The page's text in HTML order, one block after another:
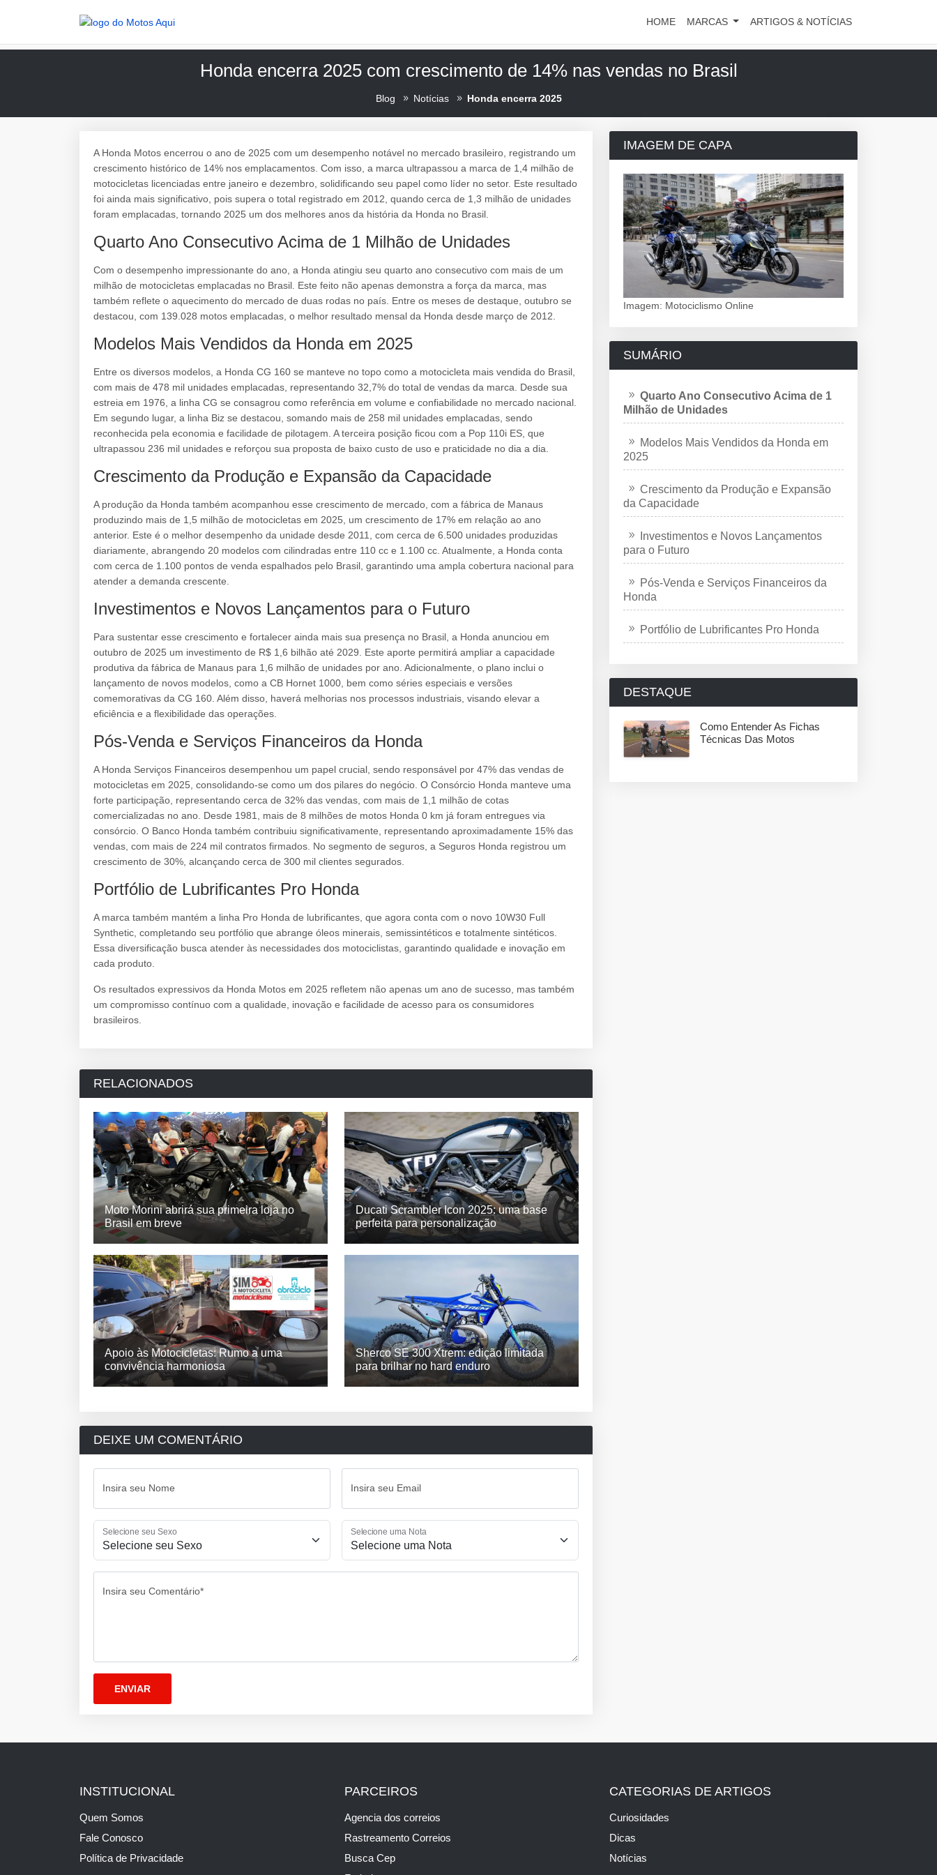
HOME MARCAS ARTIGOS & NOTÍCIAS
Honda encerra 2025 com crescimento de 14% nas vendas no Brasil
Blog Notícias Honda encerra 2025
A Honda Motos encerrou o ano de 2025 com um desempenho notável no mercado brasileiro, registrando um
crescimento histórico de 14% nos emplacamentos. Com isso, a marca ultrapassou a marca de 1,4 milhão de
motocicletas licenciadas entre janeiro e dezembro, solidificando seu papel como líder no setor. Este resultado
foi ainda mais significativo, pois supera o total registrado em 2012, quando cerca de 1,3 milhão de unidades
foram emplacadas, tornando 2025 um dos melhores anos da história da Honda no Brasil.
Quarto Ano Consecutivo Acima de 1 Milhão de Unidades
Com o desempenho impressionante do ano, a Honda atingiu seu quarto ano consecutivo com mais de um
milhão de motocicletas emplacadas no Brasil. Este feito não apenas demonstra a força da marca, mas
também reflete o aquecimento do mercado de duas rodas no país. Entre os meses de destaque, outubro se
destacou, com 139.028 motos emplacadas, o melhor resultado mensal da Honda desde março de 2012.
Modelos Mais Vendidos da Honda em 2025
Entre os diversos modelos, a Honda CG 160 se manteve no topo como a motocicleta mais vendida do Brasil,
com mais de 478 mil unidades emplacadas, representando 32,7% do total de vendas da marca. Desde sua
estreia em 1976, a linha CG se consagrou como referência em volume e confiabilidade no mercado nacional.
Em segundo lugar, a linha Biz se destacou, somando mais de 258 mil unidades emplacadas, sendo
reconhecida pela economia e facilidade de pilotagem. A terceira posição ficou com a Pop 110i ES, que
ultrapassou 236 mil unidades e reforçou sua proposta de baixo custo de uso e praticidade no dia a dia.
Crescimento da Produção e Expansão da Capacidade
A produção da Honda também acompanhou esse crescimento de mercado, com a fábrica de Manaus
produzindo mais de 1,5 milhão de motocicletas em 2025, um crescimento de 17% em relação ao ano
anterior. Este é o melhor desempenho da unidade desde 2011, com cerca de 6.500 unidades produzidas
diariamente, abrangendo 20 modelos com cilindradas entre 110 cc e 1.100 cc. Atualmente, a Honda conta
com cerca de 1.100 pontos de venda espalhados pelo Brasil, garantindo uma ampla cobertura nacional para
atender a demanda crescente.
Investimentos e Novos Lançamentos para o Futuro
Para sustentar esse crescimento e fortalecer ainda mais sua presença no Brasil, a Honda anunciou em
outubro de 2025 um investimento de R$ 1,6 bilhão até 2029. Este aporte permitirá ampliar a capacidade
produtiva da fábrica de Manaus para 1,6 milhão de unidades por ano. Adicionalmente, o plano inclui o
lançamento de novos modelos, como a CB Hornet 1000, bem como séries especiais e versões
comemorativas da CG 160. Além disso, haverá melhorias nos processos industriais, visando elevar a
eficiência e a flexibilidade das operações.
Pós-Venda e Serviços Financeiros da Honda
A Honda Serviços Financeiros desempenhou um papel crucial, sendo responsável por 47% das vendas de
motocicletas em 2025, consolidando-se como um dos pilares do negócio. O Consórcio Honda manteve uma
forte participação, representando cerca de 32% das vendas, com mais de 1,1 milhão de cotas
comercializadas no ano. Desde 1981, mais de 8 milhões de motos Honda 0 km já foram entregues via
consórcio. O Banco Honda também contribuiu significativamente, representando aproximadamente 15% das
vendas, com mais de 224 mil contratos firmados. No segmento de seguros, a Seguros Honda registrou um
crescimento de 30%, alcançando cerca de 300 mil clientes segurados.
Portfólio de Lubrificantes Pro Honda
A marca também mantém a linha Pro Honda de lubrificantes, que agora conta com o novo 10W30 Full
Synthetic, completando seu portfólio que abrange óleos minerais, semissintéticos e totalmente sintéticos.
Essa diversificação busca atender às necessidades dos motociclistas, garantindo qualidade e inovação em
cada produto.
Os resultados expressivos da Honda Motos em 2025 refletem não apenas um ano de sucesso, mas também
um compromisso contínuo com a qualidade, inovação e facilidade de acesso para os consumidores
brasileiros.
RELACIONADOS
Moto Morini abrirá sua primeira loja no
Brasil em breve
Ducati Scrambler Icon 2025: uma base
perfeita para personalização
Apoio às Motocicletas: Rumo a uma
convivência harmoniosa
Sherco SE 300 Xtrem: edição limitada
para brilhar no hard enduro
DEIXE UM COMENTÁRIO
Insira seu Nome Insira seu Email
Selecione seu Sexo Selecione uma Nota
Insira seu Comentário*
IMAGEM DE CAPA
Imagem: Motociclismo Online
SUMÁRIO
Quarto Ano Consecutivo Acima de 1
Milhão de Unidades
Modelos Mais Vendidos da Honda em
2025
Crescimento da Produção e Expansão
da Capacidade
Investimentos e Novos Lançamentos
para o Futuro
Pós-Venda e Serviços Financeiros da
Honda
Portfólio de Lubrificantes Pro Honda
DESTAQUE
Como Entender As Fichas
Técnicas Das Motos
INSTITUCIONAL
Quem Somos
Fale Conosco
Política de Privacidade
PARCEIROS
Agencia dos correios
Rastreamento Correios
Busca Cep
CATEGORIAS DE ARTIGOS
Curiosidades
Dicas
Notícias